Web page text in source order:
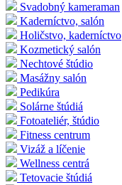
Svadobný kameraman
Kaderníctvo, salón
Holičstvo, kaderníctvo
Kozmetický salón
Nechtové štúdio
Masážny salón
Pedikúra
Solárne štúdiá
Fotoateliér, štúdio
Fitness centrum
Vizáž a líčenie
Wellness centrá
Tetovacie štúdiá